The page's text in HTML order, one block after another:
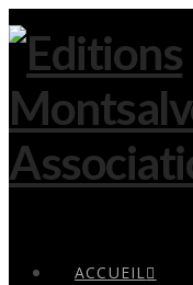
ACCUEIL